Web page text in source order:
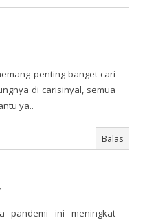
penting banget cari
di carisinyal, semua
ya..
Balas
pandemi ini meningkat